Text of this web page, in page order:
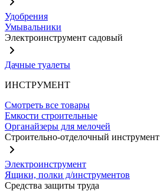
Удобрения
Умывальники
Электроинструмент садовый
Дачные туалеты
ИНСТРУМЕНТ
Смотреть все товары
Емкости строительные
Органайзеры для мелочей
Строительно-отделочный инструмент
Электроинструмент
Ящики, полки д/инструментов
Средства защиты труда